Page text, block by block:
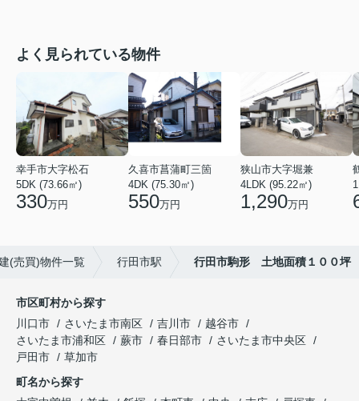
よく見られている物件
幸手市大字松石
5DK (73.66㎡)
330万円
久喜市菖蒲町三箇
4DK (75.30㎡)
550万円
狭山市大字堀兼
4LDK (95.22㎡)
1,290万円
(売買)物件一覧 行田市駅 行田市駒形 土地面積１００坪
市区町村から探す
川口市
さいたま市南区 吉川市
越谷市
さいたま市浦和区
蕨市 春日部市
さいたま市中央区
戸田市
草加市
町名から探す